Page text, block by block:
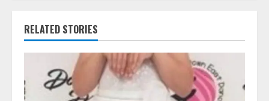
e
R
e
RELATED STORIES